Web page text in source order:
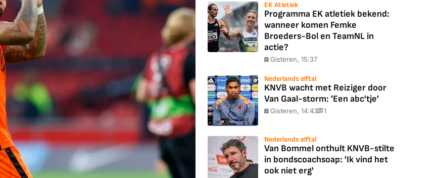
EK Atletiek
Programma EK atletiek bekend:
wanneer komen Femke
Broeders-Bol en TeamNL in
actie?
Gisteren, 15:37
Nederlands elftal
KNVB wacht met Reiziger door
Van Gaal-storm: 'Een abc'tje'
Gisteren, 14:43 1
Nederlands elftal
Van Bommel onthult KNVB-stilte
in bondscoachsoap: 'Ik vind het
ook niet erg'